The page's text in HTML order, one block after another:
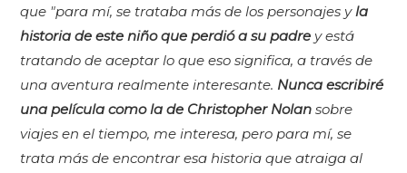
que "para mí, se trataba más de los personajes yla
historia de este niño que perdió a su padre y está
tratando de aceptar lo que eso significa, a través de
una aventura realmente interesante. Nunca escribiré
una película como la de Christopher Nolan sobre
viajes en el tiempo, me interesa, pero para mí, se
trata más de encontrar esa historia que atraiga al